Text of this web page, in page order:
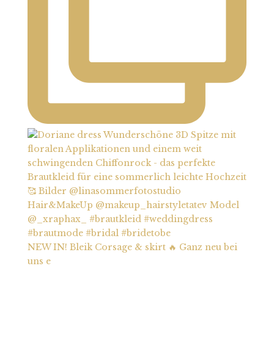
NEW IN! Bleik Corsage & skirt 🔥 Ganz neu bei
uns e